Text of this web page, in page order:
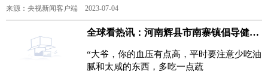
来源：央视新闻客户端 2023-07-04
全球看热讯：河南辉县市南寨镇倡导健康生活 开展中医药文化进乡村宣传活动
“大爷，你的血压有点高，平时要注意少吃油
腻和太咸的东西，多吃一点蔬